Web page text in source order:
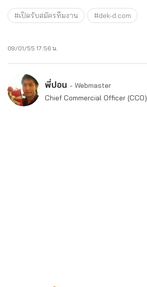
#เปิดรับสมัครทีมงาน #dek-d.com
09/01/55 17:56 น.
พี่ปอน - Webmaster
Chief Commercial Officer (CCO)